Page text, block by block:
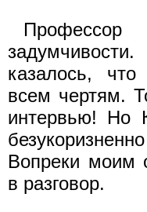
казалось,
всем чертям.
интервью! Но
Вопреки моим
в разговор.